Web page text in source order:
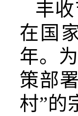
丰
在国
年。
策部
村”的